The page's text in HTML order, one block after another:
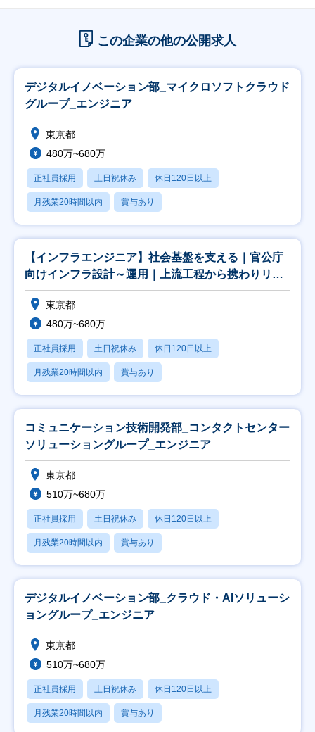
この企業の他の公開求人
デジタルイノベーション部_マイクロソフトクラウド
グループ_エンジニア
東京都
480万~680万
正社員採用 土日祝休み 休日120日以上
月残業20時間以内 賞与あり
【インフラエンジニア】社会基盤を支える｜官公庁
向けインフラ設計～運用｜上流工程から携わりリー
ダーへ
東京都
480万~680万
正社員採用 土日祝休み 休日120日以上
月残業20時間以内 賞与あり
コミュニケーション技術開発部_コンタクトセンター
ソリューショングループ_エンジニア
東京都
510万~680万
正社員採用 土日祝休み 休日120日以上
月残業20時間以内 賞与あり
デジタルイノベーション部_クラウド・AIソリューシ
ョングループ_エンジニア
東京都
510万~680万
正社員採用 土日祝休み 休日120日以上
月残業20時間以内 賞与あり